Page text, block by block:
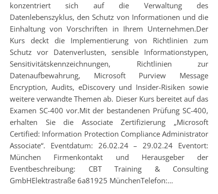
konzentriert sich auf die Verwaltung des
Datenlebenszyklus, den Schutz von Informationen und die
Einhaltung von Vorschriften in Ihrem Unternehmen.Der
Kurs deckt die Implementierung von Richtlinien zum
Schutz vor Datenverlusten, sensible Informationstypen,
Sensitivitätskennzeichnungen, Richtlinien zur
Datenaufbewahrung, Microsoft Purview Message
Encryption, Audits, eDiscovery und Insider-Risiken sowie
weitere verwandte Themen ab. Dieser Kurs bereitet auf das
Examen SC-400 vor.Mit der bestandenen Prüfung SC-400,
erhalten Sie die Associate Zertifizierung „Microsoft
Certified: Information Protection Compliance Administrator
Associate“. Eventdatum: 26.02.24 – 29.02.24 Eventort:
München Firmenkontakt und Herausgeber der
Eventbeschreibung: CBT Training & Consulting
GmbHElektrastraße 6a81925 MünchenTelefon:…